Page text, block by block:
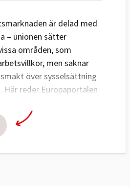
är delad med
– unionen sätter
områden, som
men saknar
över sysselsättning
Här reder Europaportalen
i praktiken, och hur
kan påverka EU-
om